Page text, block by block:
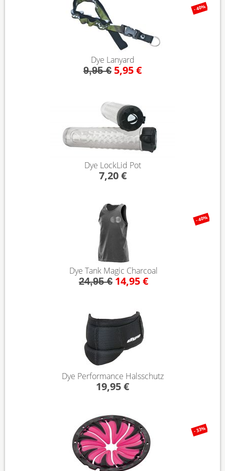
- 40%
Dye Lanyard
9,95 € 5,95 €
Dye LockLid Pot
7,20 €
- 40%
Dye Tank Magic Charcoal
24,95 €14,95 €
Dye Performance Halsschutz
19,95 €
- 33%